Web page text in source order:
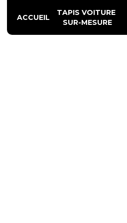
ACCUEIL
TAPIS VOITURE
SUR-MESURE